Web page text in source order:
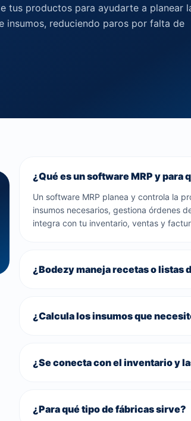
tus productos para ayudarte a planear
insumos, reduciendo paros por falta de
¿Qué es un software MRP y para
Un software MRP planea y controla la
insumos necesarios, gestiona órdenes
integra con tu inventario, ventas y
¿Bodezy maneja recetas o listas
¿Calcula los insumos que
¿Se conecta con el inventario y
¿Para qué tipo de fábricas sirve?